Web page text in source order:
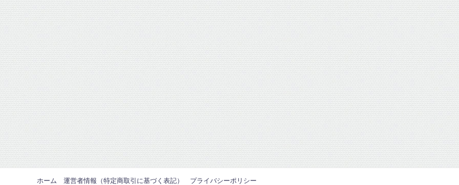
ホーム 運営者情報（特定商取引に基づく表記） プライバシーポリシー